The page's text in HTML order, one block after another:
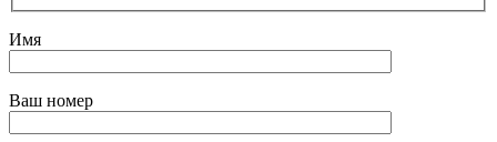
Имя
Ваш номер